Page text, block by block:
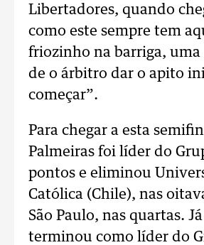
Libertadores, quando
como este sempre tem
friozinho na barriga, uma
de o árbitro dar o apito
começar”.
Para chegar a esta
Palmeiras foi líder do
pontos e eliminou
Católica (Chile), nas
São Paulo, nas quartas.
terminou como líder do